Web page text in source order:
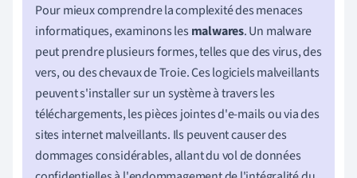
Pour mieux comprendre la complexité des menaces
informatiques, examinons les malwares. Un malware
peut prendre plusieurs formes, telles que des virus, des
vers, ou des chevaux de Troie. Ces logiciels malveillants
peuvent s'installer sur un système à travers les
téléchargements, les pièces jointes d'e-mails ou via des
sites internet malveillants. Ils peuvent causer des
dommages considérables, allant du vol de données